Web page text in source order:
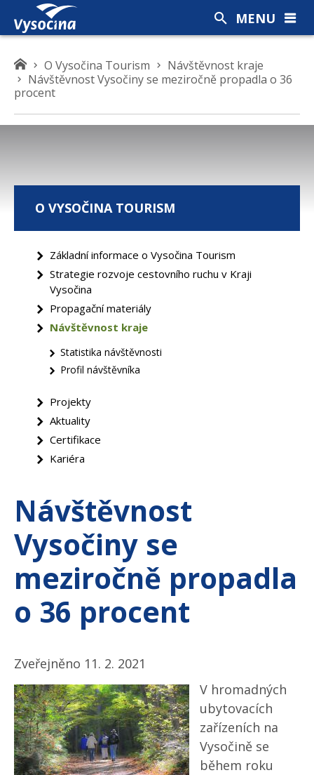
K
d
e
s
c
z
O Vysočina Tourism
Návštěvnost kraje
Návštěvnost Vysočiny se meziročně propadla o 36
procent
Návštěvnost
Vysočiny se
meziročně propadla
o 36 procent
Zveřejněno 11. 2. 2021
V hromadných
ubytovacích
zařízeních na
Vysočině se
během roku
O VYSOČINA TOURISM
Základní informace o Vysočina Tourism
Strategie rozvoje cestovního ruchu v Kraji
Vysočina
Propagační materiály
Návštěvnost kraje
Statistika návštěvnosti
Profil návštěvníka
Projekty
Aktuality
Certifikace
Kariéra
MENU